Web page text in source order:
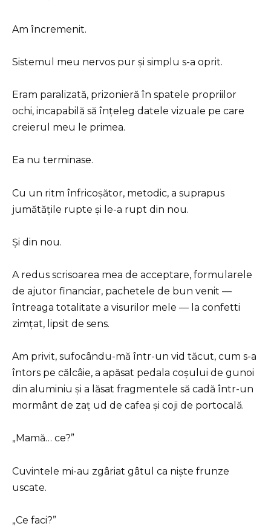
Am încremenit.
Sistemul meu nervos pur și simplu s-a oprit.
Eram paralizată, prizonieră în spatele propriilor
ochi, incapabilă să înțeleg datele vizuale pe care
creierul meu le primea.
Ea nu terminase.
Cu un ritm înfricoșător, metodic, a suprapus
jumătățile rupte și le-a rupt din nou.
Și din nou.
A redus scrisoarea mea de acceptare, formularele
de ajutor financiar, pachetele de bun venit —
întreaga totalitate a visurilor mele — la confetti
zimțat, lipsit de sens.
Am privit, sufocându-mă într-un vid tăcut, cum s-a
întors pe călcâie, a apăsat pedala coșului de gunoi
din aluminiu și a lăsat fragmentele să cadă într-un
mormânt de zaț ud de cafea și coji de portocală.
„Mamă… ce?”
Cuvintele mi-au zgâriat gâtul ca niște frunze
uscate.
„Ce faci?”